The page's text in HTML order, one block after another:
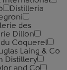
Distilleria
des
Dillon
du Coquerel
Laing & Co
Distillery